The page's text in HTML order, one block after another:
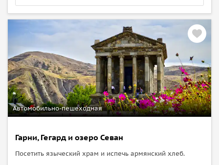
Автомобильно-пешеходная
Гарни, Гегард и озеро Севан
Посетить языческий храм и испечь армянский хлеб.